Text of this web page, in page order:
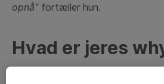
opnå"fortæller hun.
Hvad er jeres